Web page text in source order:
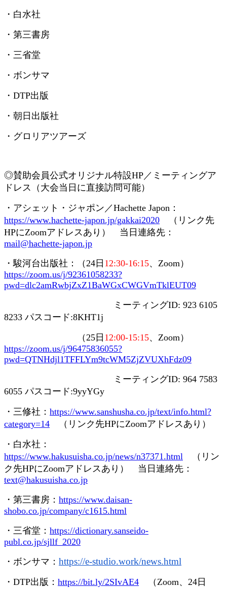
・白水社
・第三書房
・三省堂
・ボンサマ
・ DTP出版
・朝日出版社
・グロリアツアーズ
◎賛助会員公式オリジナル特設HP／ミーティングア
ドレス（大会当日に直接訪問可能）
・アシェット・ジャポン／Hachette Japon ：
https://www.hachette-japon.jp/gakkai2020 （リンク先
HPにZoomアドレスあり） 当日連絡先：
mail@hachette-japon.jp
・駿河台出版社：（24 日 12:30-16:15、 Zoom）
https://zoom.us/j/92361058233?
pwd=dlc2amRwbjZxZ1BaWGxCWGVmTklEUT09
ミーティングID: 923 6105
8233 パスコード:8KHT1j
（25 日 12:00-15:15、 Zoom）
https://zoom.us/j/96475836055?
pwd=QTNHdjl1TFFLYm9tcWM5ZjZVUXhFdz09
ミーティングID: 964 7583
6055 パスコード:9yyYGy
・三修社： https://www.sanshusha.co.jp/text/info.html?
category=14 （リンク先HPにZoomアドレスあり）
・白水社：
https://www.hakusuisha.co.jp/news/n37371.html （リン
ク先HPにZoomアドレスあり） 当日連絡先：
text@hakusuisha.co.jp
・第三書房： https://www.daisan-
shobo.co.jp/company/c1615.html
・三省堂： https://dictionary.sanseido-
publ.co.jp/sjllf_2020
・ボンサマ： https://e-studio.work/news.html
・ DTP出版： https://bit.ly/2SIvAE4 （Zoom、 24 日